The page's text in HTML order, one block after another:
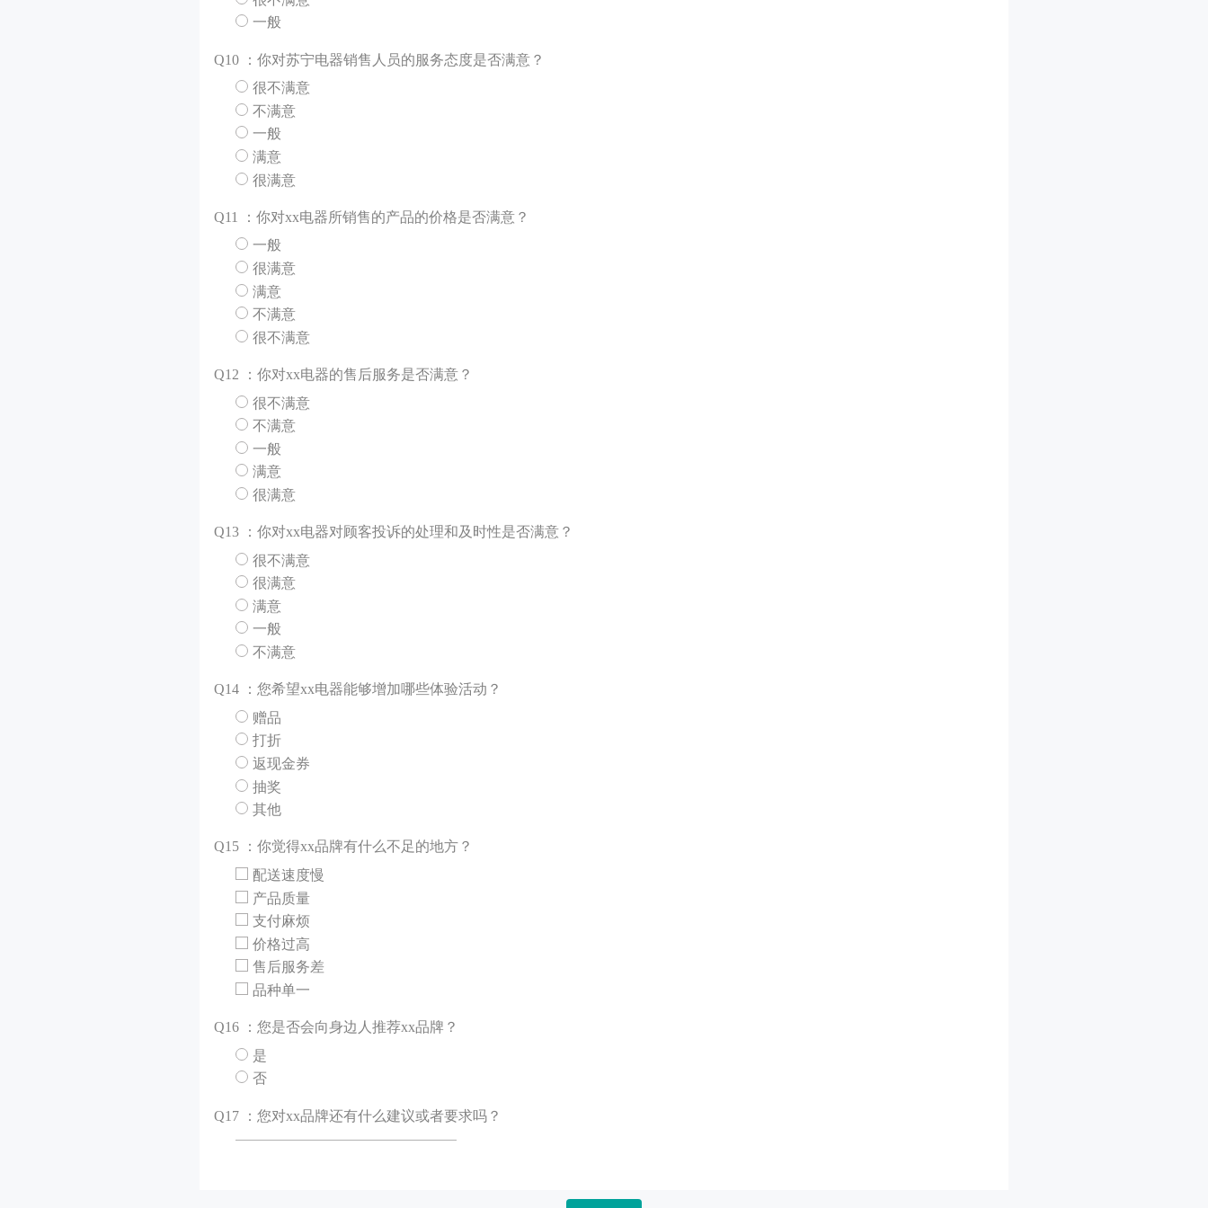
一般
Q10 ：你对苏宁电器销售人员的服务态度是否满意？
很不满意
不满意
一般
满意
很满意
Q11 ：你对xx电器所销售的产品的价格是否满意？
一般
很满意
满意
不满意
很不满意
Q12 ：你对xx电器的售后服务是否满意？
很不满意
不满意
一般
满意
很满意
Q13 ：你对xx电器对顾客投诉的处理和及时性是否满意？
很不满意
很满意
满意
一般
不满意
Q14 ：您希望xx电器能够增加哪些体验活动？
赠品
打折
返现金券
抽奖
其他
Q15 ：你觉得xx品牌有什么不足的地方？
配送速度慢
产品质量
支付麻烦
价格过高
售后服务差
品种单一
Q16 ：您是否会向身边人推荐xx品牌？
是
否
Q17 ：您对xx品牌还有什么建议或者要求吗？